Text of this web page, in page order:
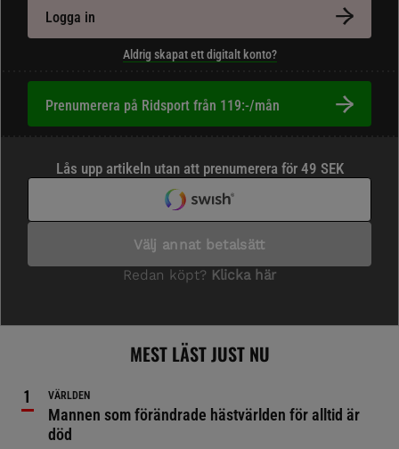
Logga in
Aldrig skapat ett digitalt konto?
Prenumerera på Ridsport från 119:-/mån
MEST LÄST JUST NU
VÄRLDEN
Mannen som förändrade hästvärlden för alltid är
död